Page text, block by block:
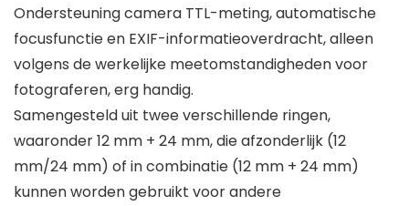
Ondersteuning camera TTL-meting, automatische
focusfunctie en EXIF-informatieoverdracht, alleen
volgens de werkelijke meetomstandigheden voor
fotograferen, erg handig.
Samengesteld uit twee verschillende ringen,
waaronder 12 mm + 24 mm, die afzonderlijk (12
mm/24 mm) of in combinatie (12 mm + 24 mm)
kunnen worden gebruikt voor andere